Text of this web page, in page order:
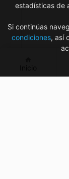
estadísticas de
Si continúas
condiciones, así